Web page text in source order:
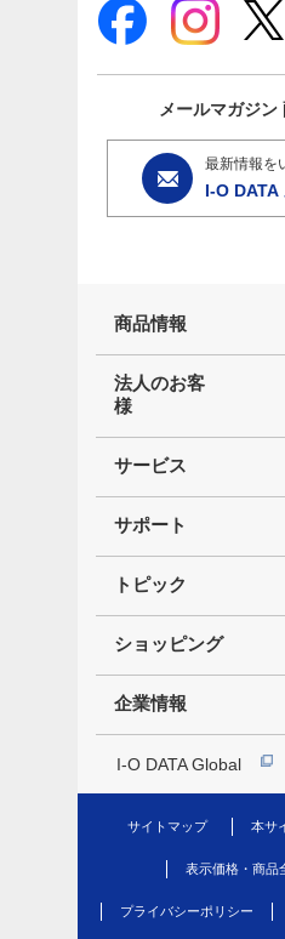
メールマガジン
最新情報を
I-O DATA
商品情報
法人のお客
様
サービス
サポート
トピック
ショッピング
企業情報
I-O DATA Global
サイトマップ 本サ
表示価格・商品
プライバシーポリシー